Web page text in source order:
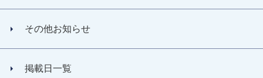
その他お知らせ
掲載日一覧